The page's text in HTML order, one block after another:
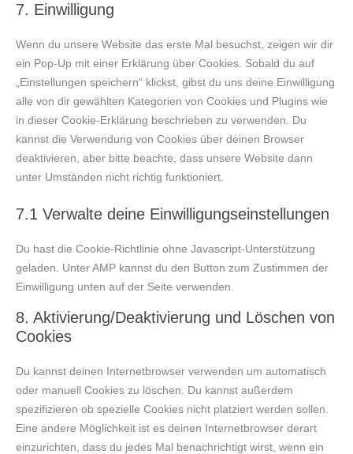
7. Einwilligung
Wenn du unsere Website das erste Mal besuchst, zeigen wir dir
ein Pop-Up mit einer Erklärung über Cookies. Sobald du auf
„Einstellungen speichern“ klickst, gibst du uns deine Einwilligung
alle von dir gewählten Kategorien von Cookies und Plugins wie
in dieser Cookie-Erklärung beschrieben zu verwenden. Du
kannst die Verwendung von Cookies über deinen Browser
deaktivieren, aber bitte beachte, dass unsere Website dann
unter Umständen nicht richtig funktioniert.
7.1 Verwalte deine Einwilligungseinstellungen
Du hast die Cookie-Richtlinie ohne Javascript-Unterstützung
geladen. Unter AMP kannst du den Button zum Zustimmen der
Einwilligung unten auf der Seite verwenden.
8. Aktivierung/Deaktivierung und Löschen von
Cookies
Du kannst deinen Internetbrowser verwenden um automatisch
oder manuell Cookies zu löschen. Du kannst außerdem
spezifizieren ob spezielle Cookies nicht platziert werden sollen.
Eine andere Möglichkeit ist es deinen Internetbrowser derart
einzurichten, dass du jedes Mal benachrichtigt wirst, wenn ein